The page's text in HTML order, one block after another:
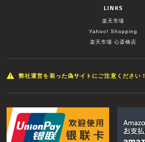
LINKS
楽天市場
Yahoo! Shopping
楽天市場 心斎橋店
弊社運営を装った偽サイトにご注意ください！